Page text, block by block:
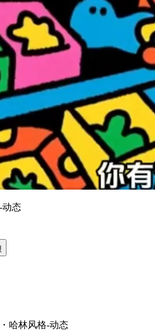
动态
哈林风格-动态